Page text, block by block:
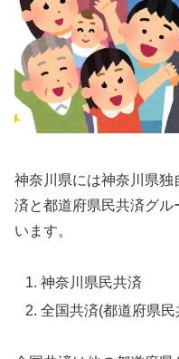
神奈川県には神奈川県
済と都道府県民共済グル
います。
神奈川県民共済
全国共済(都道府県